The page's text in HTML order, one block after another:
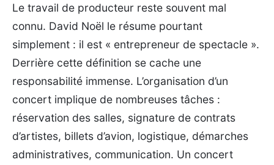
Le travail de producteur reste souvent mal
connu. David Noël le résume pourtant
simplement : il est « entrepreneur de spectacle ».
Derrière cette définition se cache une
responsabilité immense. L’organisation d’un
concert implique de nombreuses tâches :
réservation des salles, signature de contrats
d’artistes, billets d’avion, logistique, démarches
administratives, communication. Un concert